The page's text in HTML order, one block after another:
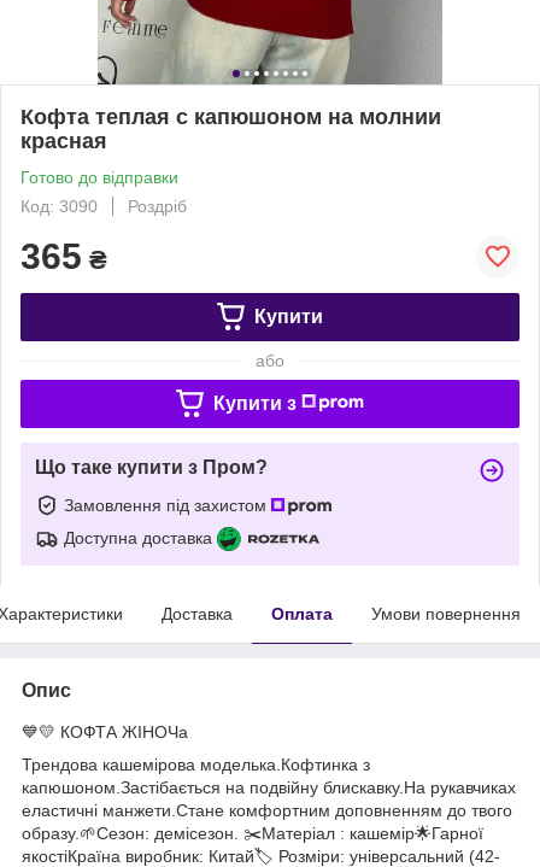
Кофта теплая с капюшоном на молнии
красная
Готово до відправки
Код: 3090
Роздріб
365 ₴
Купити
або
Купити з
Що таке купити з Пром?
Замовлення під захистом
Доступна доставка
Доставка Оплата Умови повернення
Опис
💙💛 КОФТА ЖІНОЧа
Трендова кашемірова моделька.Кофтинка з
капюшоном.Застібається на подвійну блискавку.На рукавчиках
еластичні манжети.Стане комфортним доповненням до твого
образу.🌱Сезон: демісезон. ✂️Матеріал : кашемір🌟Гарної
якостіКраїна виробник: Китай🏷 Розміри: універсальний (42-